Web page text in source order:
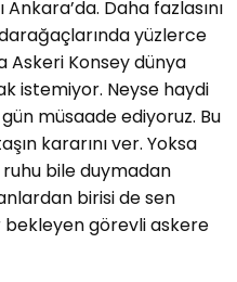
Ankara’da. Daha fazlasını
yüzlerce
Askeri Konsey dünya
istemiyor. Neyse haydi
müsaade ediyoruz. Bu
kararını ver. Yoksa
ruhu bile duymadan
birisi de sen
bekleyen görevli askere